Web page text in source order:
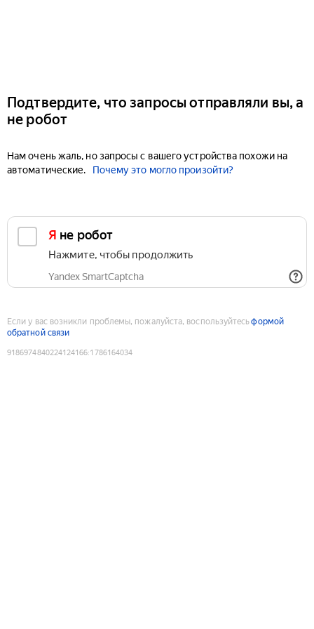
Подтвердите, что запросы отправляли вы, а
не робот
Нам очень жаль, но запросы с вашего устройства похожи на
автоматические.
Почему это могло произойти?
Я не робот
Нажмите, чтобы продолжить
Yandex SmartCaptcha
Если у вас возникли проблемы, пожалуйста, воспользуйтесьформой
обратной связи
9186974840224124166:1786164034